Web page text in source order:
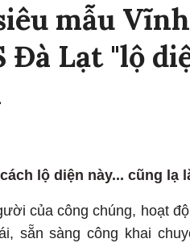
mẫu
Đà Lạt "lộ
lộ diện này... cũng lạ
của công chúng, hoạt
sẵn sàng công khai